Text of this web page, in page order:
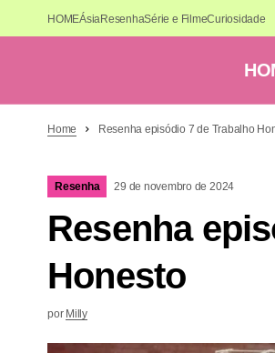
HOMEÁsiaResenhaSérie e FilmeCuriosidade
Home Resenha episódio 7 de Trabalho
Resenha 29 de novembro de 2024
Resenha
Honesto
por Milly